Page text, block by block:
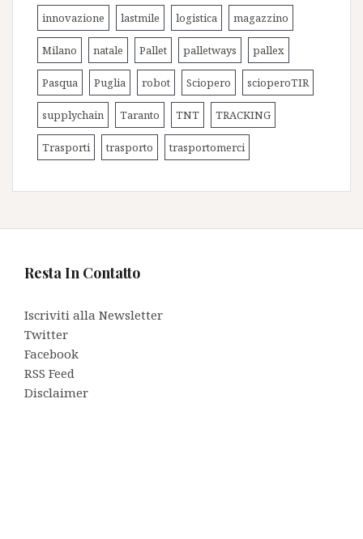
innovazione lastmile logistica magazzino
Milano natale Pallet palletways pallex
Pasqua Puglia robot Sciopero scioperoTIR
supplychain Taranto TNT TRACKING
Trasporti trasporto trasportomerci
Resta In Contatto
Iscriviti alla Newsletter
Twitter
Facebook
RSS Feed
Disclaimer